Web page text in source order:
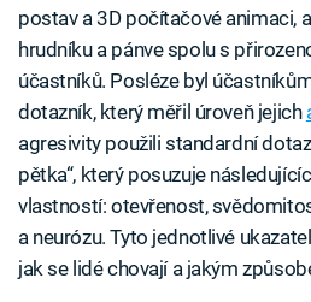
postav a 3D počítačové animaci,
hrudníku a pánve spolu s
účastníků. Posléze byl
dotazník, který měřil úroveň jejich
agresivity použili standardní
pětka“, který posuzuje
vlastností: otevřenost,
a neurózu. Tyto jednotlivé
jak se lidé chovají a jakým